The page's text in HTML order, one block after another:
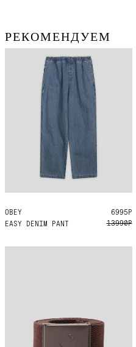
РЕКОМЕНДУЕМ
OBEY
EASY DENIM PANT
XL
6995Р
13990Р